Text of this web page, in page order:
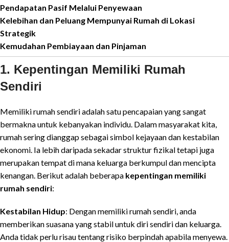
Pendapatan Pasif Melalui Penyewaan
Kelebihan dan Peluang Mempunyai Rumah di Lokasi
Strategik
Kemudahan Pembiayaan dan Pinjaman
1. Kepentingan Memiliki Rumah
Sendiri
Memiliki rumah sendiri adalah satu pencapaian yang sangat
bermakna untuk kebanyakan individu. Dalam masyarakat kita,
rumah sering dianggap sebagai simbol kejayaan dan kestabilan
ekonomi. Ia lebih daripada sekadar struktur fizikal tetapi juga
merupakan tempat di mana keluarga berkumpul dan mencipta
kenangan. Berikut adalah beberapa kepentingan memiliki
rumah sendiri:
Kestabilan Hidup: Dengan memiliki rumah sendiri, anda
memberikan suasana yang stabil untuk diri sendiri dan keluarga.
Anda tidak perlu risau tentang risiko berpindah apabila menyewa.